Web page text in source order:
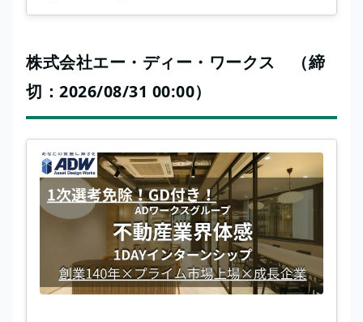
株式会社エー・ディー・ワークス （締
切：2026/08/31 00:00）